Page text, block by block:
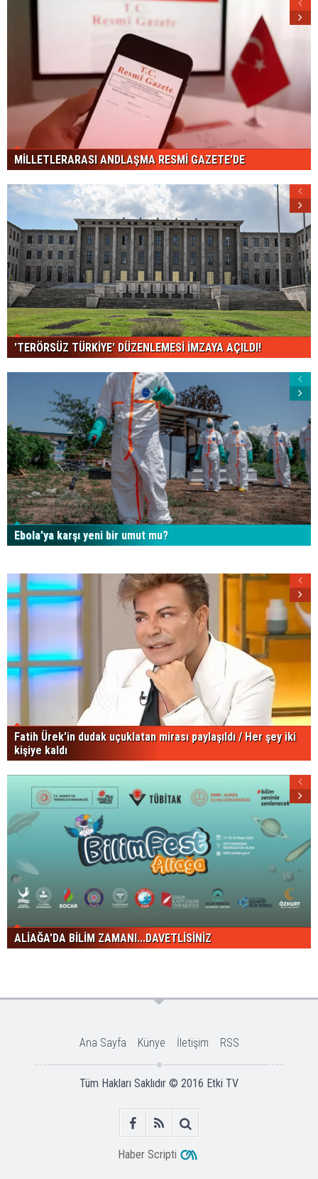
MİLLETLERARASI ANDLAŞMA RESMİ GAZETE'DE
'TERÖRSÜZ TÜRKİYE' DÜZENLEMESİ İMZAYA AÇILDI!
Ebola’ya karşı yeni bir umut mu?
Fatih Ürek'in dudak uçuklatan mirası paylaşıldı / Her şey iki
kişiye kaldı
ALİAĞA'DA BİLİM ZAMANI...DAVETLİSİNİZ
Ana Sayfa Künye İletişim RSS
Tüm Hakları Saklıdır © 2016 Etki TV
Haber Scripti